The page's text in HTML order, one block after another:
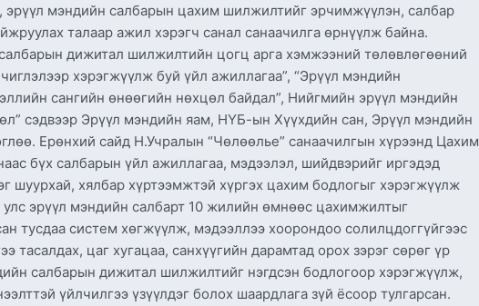
эрүүл мэндийн салбарын цахим шилжилтийг эрчимжүүлэн, салбар
талаар ажил хэрэгч санал санаачилга өрнүүлж байна.
дижитал шилжилтийн цогц арга хэмжээний төлөвлөгөөний
хэрэгжүүлж буй үйл ажиллагаа”, “Эрүүл мэндийн
сангийн өнөөгийн нөхцөл байдал”, Нийгмийн эрүүл мэндийн
сэдвээр Эрүүл мэндийн яам, НҮБ-ын Хүүхдийн сан, Эрүүл мэндийн
Ерөнхий сайд Н.Учралын “Чөлөөлье” санаачилгын хүрээнд Цахим
бүх салбарын үйл ажиллагаа, мэдээлэл, шийдвэрийг иргэдэд
шуурхай, хялбар хүртээмжтэй хүргэх цахим бодлогыг хэрэгжүүлж
эрүүл мэндийн салбарт 10 жилийн өмнөөс цахимжилтыг
тусдаа систем хөгжүүлж, мэдээллээ хоорондоо солилцдоггүйгээс
тасалдах, цаг хугацаа, санхүүгийн дарамтад орох зэрэг сөрөг үр
салбарын дижитал шилжилтийг нэгдсэн бодлогоор хэрэгжүүлж,
үйлчилгээ үзүүлдэг болох шаардлага зүй ёсоор тулгарсан.